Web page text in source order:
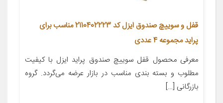
قفل و سوییچ صندوق ایزل کد 2110402223 مناسب برای
پراید مجموعه 4 عددی
معرفی محصول قفل سوییچ صندوق پراید ایزل با کیفیت
مطلوب و بسته بندی مناسب در بازار عرضه می‌گردد. گروه
بازرگانی […]